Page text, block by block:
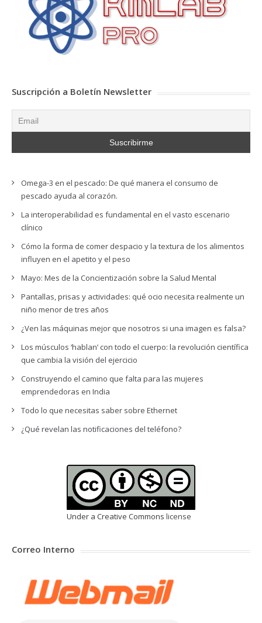
Suscripción a Boletín Newsletter
Omega-3 en el pescado: De qué manera el consumo de
pescado ayuda al corazón.
La interoperabilidad es fundamental en el vasto escenario
clínico
Cómo la forma de comer despacio y la textura de los alimentos
influyen en el apetito y el peso
Mayo: Mes de la Concientización sobre la Salud Mental
Pantallas, prisas y actividades: qué ocio necesita realmente un
niño menor de tres años
¿Ven las máquinas mejor que nosotros si una imagen es falsa?
Los músculos ‘hablan’ con todo el cuerpo: la revolución científica
que cambia la visión del ejercicio
Construyendo el camino que falta para las mujeres
emprendedoras en India
Todo lo que necesitas saber sobre Ethernet
¿Qué revelan las notificaciones del teléfono?
Under a Creative Commons license
Correo Interno